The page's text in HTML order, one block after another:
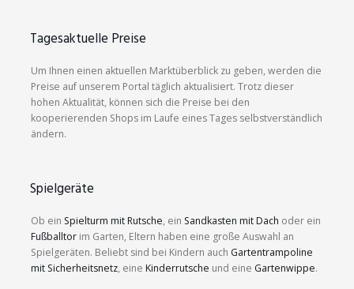
Tagesaktuelle Preise
Um Ihnen einen aktuellen Marktüberblick zu geben, werden die
Preise auf unserem Portal täglich aktualisiert. Trotz dieser
hohen Aktualität, können sich die Preise bei den
kooperierenden Shops im Laufe eines Tages selbstverständlich
ändern.
Spielgeräte
Ob ein Spielturm mit Rutsche, ein Sandkasten mit Dach oder ein
Fußballtor im Garten, Eltern haben eine große Auswahl an
Spielgeräten. Beliebt sind bei Kindern auch Gartentrampoline
mit Sicherheitsnetz, eine Kinderrutsche und eine Gartenwippe.